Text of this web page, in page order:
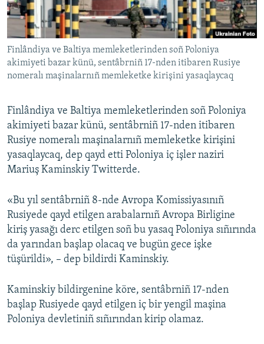
Русский
Українською
QOŞULIÑIZ!
RFE/RS bütün saytları
Finlândiya ve Baltiya memleketlerinden soñ Poloniya
akimiyeti bazar künü, sentâbrniñ 17-nden itibaren Rusiye
nomeralı maşinalarnıñ memleketke kirişini yasaqlaycaq
Finlândiya ve Baltiya memleketlerinden soñ Poloniya
akimiyeti bazar künü, sentâbrniñ 17-nden itibaren
Rusiye nomeralı maşinalarnıñ memleketke kirişini
yasaqlaycaq, dep qayd etti Poloniya iç işler naziri
Mariuş Kaminskiy Twitterde.
«Bu yıl sentâbrniñ 8-nde Avropa Komissiyasınıñ
Rusiyede qayd etilgen arabalarnıñ Avropa Birligine
kiriş yasağı derc etilgen soñ bu yasaq Poloniya sıñırında
da yarından başlap olacaq ve bugün gece işke
tüşürildi», – dep bildirdi Kaminskiy.
Kaminskiy bildirgenine köre, sentâbrniñ 17-nden
başlap Rusiyede qayd etilgen iç bir yengil maşina
Poloniya devletiniñ sıñırından kirip olamaz.